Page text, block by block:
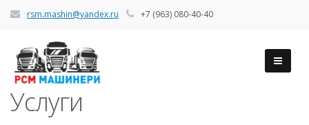
rsm.mashin@yandex.ru +7 (963) 080-40-40
Услуги